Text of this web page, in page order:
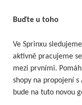
Buďte u toho
Ve Sprinxu
aktivně pracujeme
mezi prvními.
shopy na propojení
bude na tuto novou